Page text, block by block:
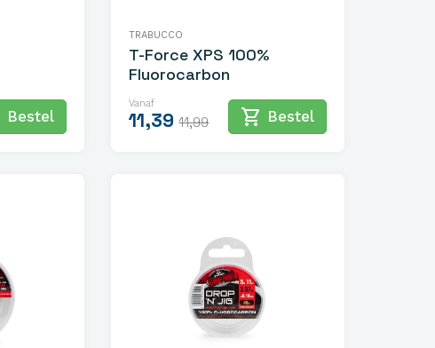
Bestel
TRABUCCO
T-Force XPS 100%
Fluorocarbon
Vanaf
11,3911,99 shopping_cart Bestel